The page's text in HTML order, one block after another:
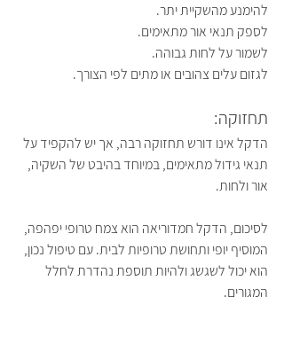
להימנע מהשקיית יתר.
לספק תנאי אור מתאימים.
לשמור על לחות גבוהה.
לגזום עלים צהובים או מתים לפי הצורך.
תחזוקה:
הדקל אינו דורש תחזוקה רבה, אך יש להקפיד על
תנאי גידול מתאימים, במיוחד בהיבט של השקיה,
אור ולחות.
לסיכום, הדקל חמדוריאה הוא צמח טרופי יפהפה,
המוסיף יופי ותחושת טרופיות לבית. עם טיפול נכון,
הוא יכול לשגשג ולהיות תוספת נהדרת לחלל
המגורים.